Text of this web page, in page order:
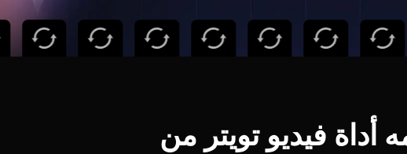
أداة فيديو تويتر من